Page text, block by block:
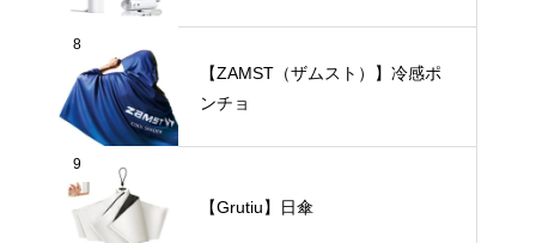
8
【ZAMST（ザムスト）】冷感ポ
ンチョ
9
【Grutiu】日傘